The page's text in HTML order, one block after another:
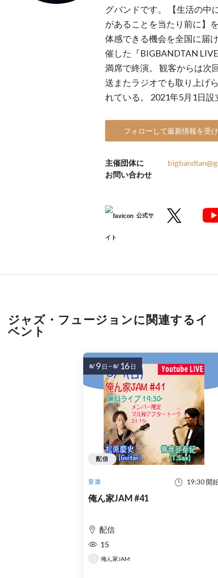
グバンドです。 【生活の中
があることを当たり前に】
体感できる機会を全国に届
催した『BIGBANDTAN
満席で終演。 観客からは次
送またラジオでも取り上げ
れている。 2021年5月1日設
フォローして最新情報を受
主催団体に
お問い合わせ
公式サ
イト
ジャズ・フュージョンに関連するイ
ベント
音楽 19:30 開
俺ん家JAM #41
配信
15
俺ん家JAM
配信
8/ 9 日 ~ 8/ 16 日